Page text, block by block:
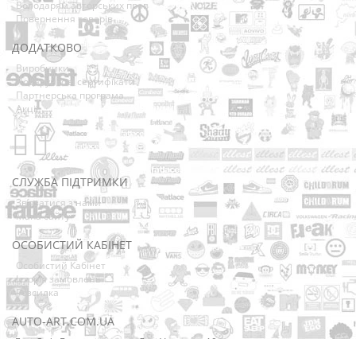
Володарям авторських прав
Повернення товарів
ДОДАТКОВО
Виробники
Подарункові сертифікати
Партнерська програма
Акції
СЛУЖБА ПІДТРИМКИ
Зв’язатися з нами
Мапа сайту
ОСОБИСТИЙ КАБІНЕТ
Особистий Кабінет
Історія замовлень
Розсилка
AUTO-ART.COM.UA